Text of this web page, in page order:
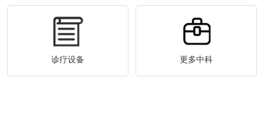
诊疗设备 更多中科